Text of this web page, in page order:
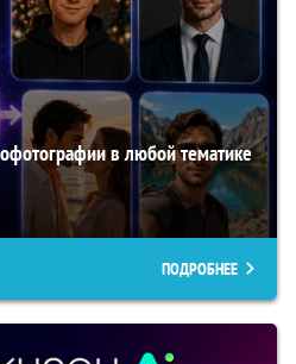
в любой тематике
ПОДРОБНЕЕ